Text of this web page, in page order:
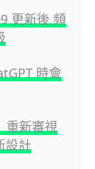
更新後 頻
時會
重新審視
設計